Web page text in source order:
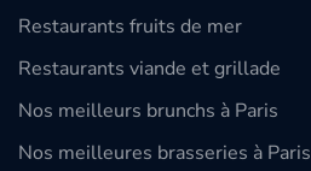
Restaurants fruits de mer
Restaurants viande et grillade
Nos meilleurs brunchs à Paris
Nos meilleures brasseries à Paris